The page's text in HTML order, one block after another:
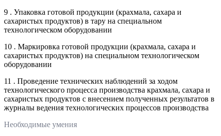
9 . Упаковка готовой продукции (крахмала, сахара и
сахаристых продуктов) в тару на специальном
технологическом оборудовании
10 . Маркировка готовой продукции (крахмала, сахара и
сахаристых продуктов) на специальном технологическом
оборудовании
11 . Проведение технических наблюдений за ходом
технологического процесса производства крахмала, сахара и
сахаристых продуктов с внесением полученных результатов в
журналы ведения технологических процессов производства
Необходимые умения